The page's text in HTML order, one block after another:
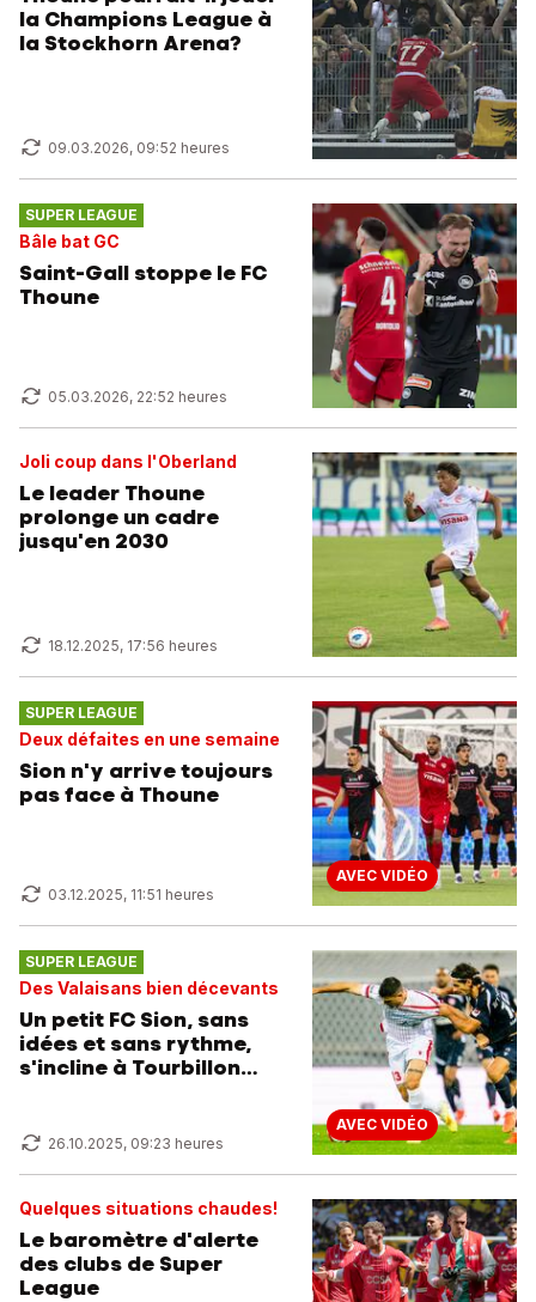
la Champions League à
la Stockhorn Arena?
09.03.2026, 09:52 heures
SUPER LEAGUE
Bâle bat GC
Saint-Gall stoppe le FC
Thoune
05.03.2026, 22:52 heures
Joli coup dans l'Oberland
Le leader Thoune
prolonge un cadre
jusqu'en 2030
18.12.2025, 17:56 heures
SUPER LEAGUE
Deux défaites en une semaine
Sion n'y arrive toujours
pas face à Thoune
03.12.2025, 11:51 heures
AVEC VIDÉO
SUPER LEAGUE
Des Valaisans bien décevants
Un petit FC Sion, sans
idées et sans rythme,
s'incline à Tourbillon
26.10.2025, 09:23 heures
AVEC VIDÉO
Quelques situations chaudes!
Le baromètre d'alerte
des clubs de Super
League